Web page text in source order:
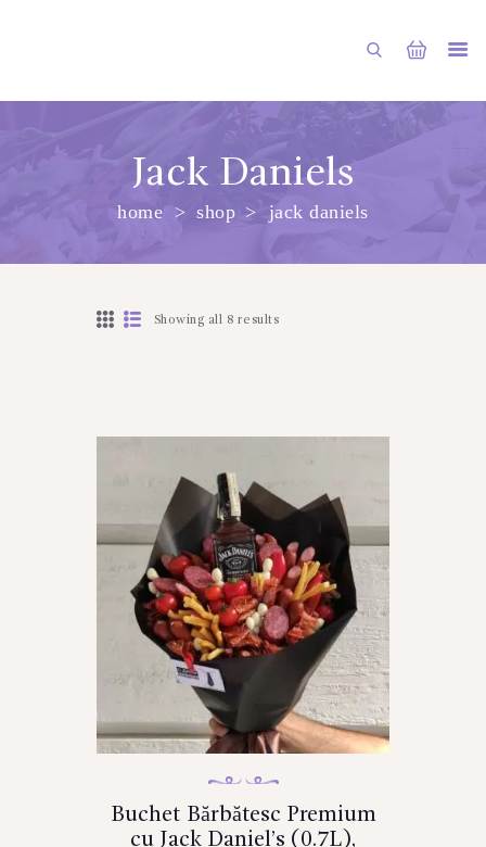
Jack Daniels
home shop jack daniels
PRINCIPALA
DESPRE NOI
Showing all 8 results
Buchet Bărbătesc Premium
cu Jack Daniel’s (0.7L),